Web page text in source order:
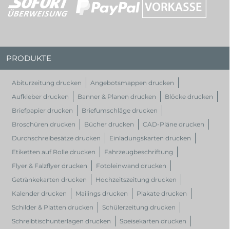
PRODUKTE
Abiturzeitung drucken
Angebotsmappen drucken
Aufkleber drucken
Banner & Planen drucken
Blöcke drucken
Briefpapier drucken
Briefumschläge drucken
Broschüren drucken
Bücher drucken
CAD-Pläne drucken
Durchschreibesätze drucken
Einladungskarten drucken
Etiketten auf Rolle drucken
Fahrzeugbeschriftung
Flyer & Falzflyer drucken
Fotoleinwand drucken
Getränkekarten drucken
Hochzeitszeitung drucken
Kalender drucken
Mailings drucken
Plakate drucken
Schilder & Platten drucken
Schülerzeitung drucken
Schreibtischunterlagen drucken
Speisekarten drucken